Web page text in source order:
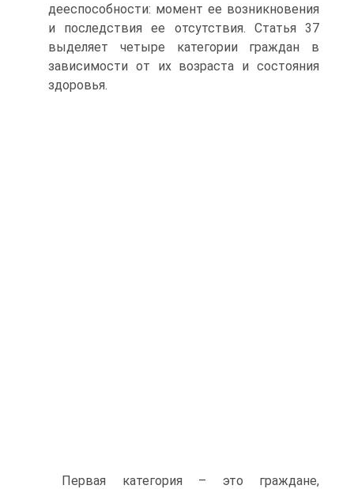
дееспособности: момент ее возникновения
и последствия ее отсутствия. Статья 37
выделяет четыре категории граждан в
зависимости от их возраста и состояния
здоровья.
Первая категория – это граждане,